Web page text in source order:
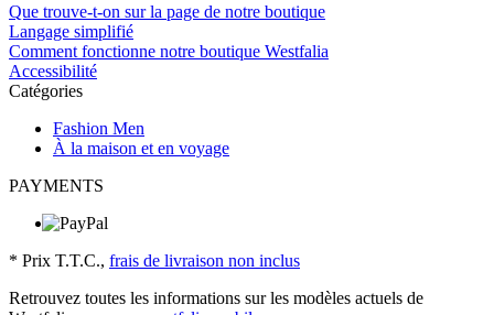
Que trouve-t-on sur la page de notre boutique
Langage simplifié
Comment fonctionne notre boutique Westfalia
Accessibilité
Catégories
Fashion Men
À la maison et en voyage
PAYMENTS
* Prix T.T.C., frais de livraison non inclus
Retrouvez toutes les informations sur les modèles actuels de